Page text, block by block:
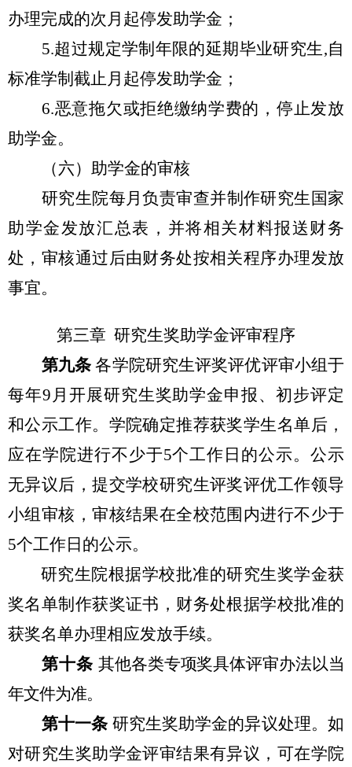
办理完成的次月起停发助学金；
5.超过规定学制年限的延期毕业研究生,自
标准学制截止月起停发助学金；
6.恶意拖欠或拒绝缴纳学费的，停止发放
助学金。
（六）助学金的审核
研究生院每月负责审查并制作研究生国家
助学金发放汇总表，并将相关材料报送财务
处，审核通过后由财务处按相关程序办理发放
事宜。
第三章 研究生奖助学金评审程序
第九条 各学院研究生评奖评优评审小组于
每年9月开展研究生奖助学金申报、初步评定
和公示工作。学院确定推荐获奖学生名单后，
应在学院进行不少于5个工作日的公示。公示
无异议后，提交学校研究生评奖评优工作领导
小组审核，审核结果在全校范围内进行不少于
5个工作日的公示。
研究生院根据学校批准的研究生奖学金获
奖名单制作获奖证书，财务处根据学校批准的
获奖名单办理相应发放手续。
第十条 其他各类专项奖具体评审办法以当
年文件为准。
第十一条 研究生奖助学金的异议处理。如
对研究生奖助学金评审结果有异议，可在学院